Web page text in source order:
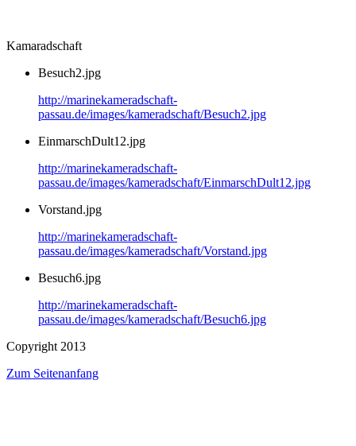
Kamaradschaft
Besuch2.jpg
http://marinekameradschaft-
passau.de/images/kameradschaft/Besuch2.jpg
EinmarschDult12.jpg
http://marinekameradschaft-
passau.de/images/kameradschaft/EinmarschDult12.jpg
Vorstand.jpg
http://marinekameradschaft-
passau.de/images/kameradschaft/Vorstand.jpg
Besuch6.jpg
http://marinekameradschaft-
passau.de/images/kameradschaft/Besuch6.jpg
Copyright 2013
Zum Seitenanfang